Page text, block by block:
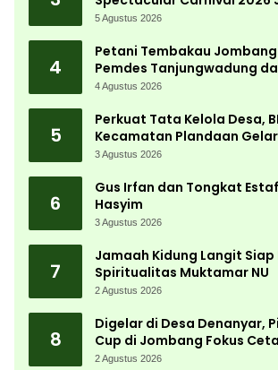
Kemerdekaan Terbesar di
5 Agustus 2026
4
Petani Tembakau Jombang
Pemdes Tanjungwadung
Bergerak Cepat
4 Agustus 2026
5
Perkuat Tata Kelola Desa,
Kecamatan Plandaan
Aparatur Pemdes
3 Agustus 2026
6
Gus Irfan dan Tongkat
Hasyim
3 Agustus 2026
7
Jamaah Kidung Langit
Spiritualitas Muktamar NU
2 Agustus 2026
8
Digelar di Desa Denanyar,
Cup di Jombang Fokus
Menembak Berprestasi
2 Agustus 2026